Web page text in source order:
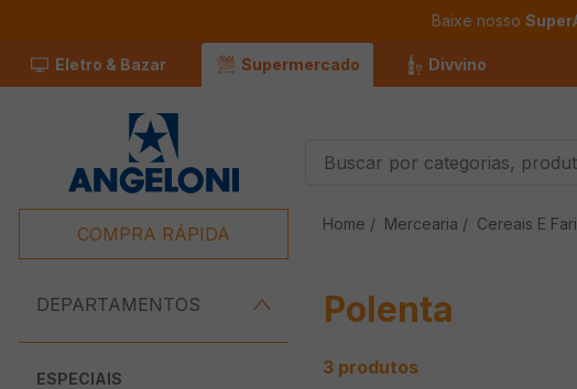
Baixe nosso
Eletro & Bazar Supermercado Divvino
Buscados
2º Leite
4 º Queijo
COMPRA RÁPIDA
DEPARTAMENTOS
ESPECIAIS
Mercearia Cereais E
Polenta
3 produtos